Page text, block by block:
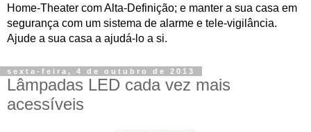
Home-Theater com Alta-Definição; e manter a sua casa em
segurança com um sistema de alarme e tele-vigilância.
Ajude a sua casa a ajudá-lo a si.
sexta-feira, 4 de outubro de 2013
Lâmpadas LED cada vez mais
acessíveis